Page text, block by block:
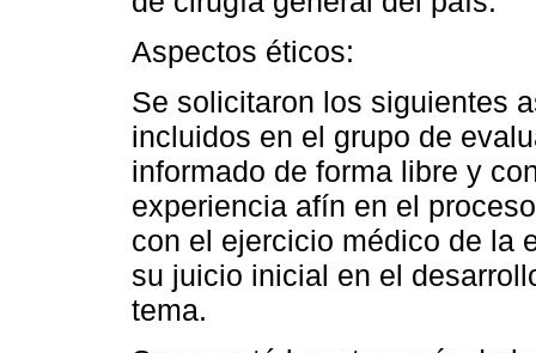
Aspectos éticos:
Se solicitaron los siguientes
incluidos en el grupo de
informado de forma libre y
experiencia afín en el
con el ejercicio médico de la
su juicio inicial en el
tema.